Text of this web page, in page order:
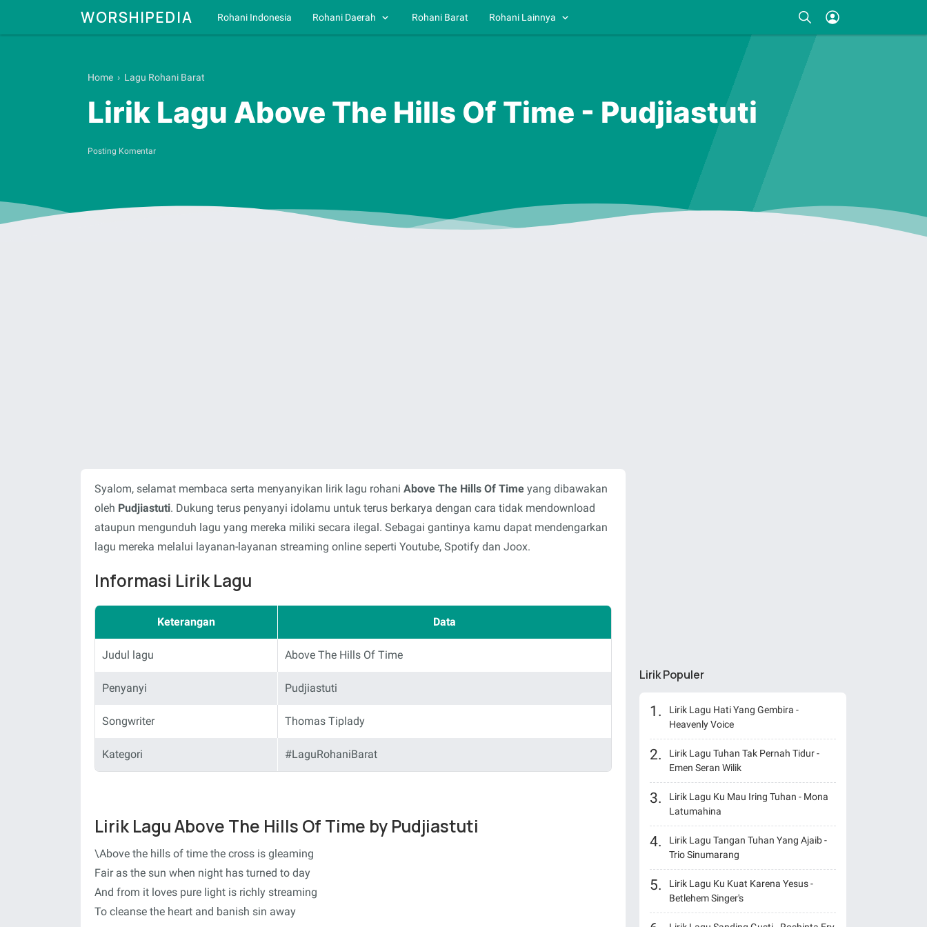
WORSHIPEDIA Rohani Indonesia Rohani Daerah Rohani Barat Rohani Lainnya
Home › Lagu Rohani Barat
Lirik Lagu Above The Hills Of Time - Pudjiastuti
Posting Komentar
Syalom, selamat membaca serta menyanyikan lirik lagu rohani Above The Hills Of Time yang dibawakan
oleh Pudjiastuti. Dukung terus penyanyi idolamu untuk terus berkarya dengan cara tidak mendownload
ataupun mengunduh lagu yang mereka miliki secara ilegal. Sebagai gantinya kamu dapat mendengarkan
lagu mereka melalui layanan-layanan streaming online seperti Youtube, Spotify dan Joox.
Informasi Lirik Lagu
Keterangan Data
Judul lagu Above The Hills Of Time
Penyanyi Pudjiastuti
Songwriter Thomas Tiplady
Kategori #LaguRohaniBarat
Lirik Lagu Above The Hills Of Time by Pudjiastuti
\Above the hills of time the cross is gleaming
Fair as the sun when night has turned to day
And from it loves pure light is richly streaming
To cleanse the heart and banish sin away
Lirik Populer
Lirik Lagu Hati Yang Gembira -
Heavenly Voice
Lirik Lagu Tuhan Tak Pernah Tidur -
Emen Seran Wilik
Lirik Lagu Ku Mau Iring Tuhan - Mona
Latumahina
Lirik Lagu Tangan Tuhan Yang Ajaib -
Trio Sinumarang
Lirik Lagu Ku Kuat Karena Yesus -
Betlehem Singer's